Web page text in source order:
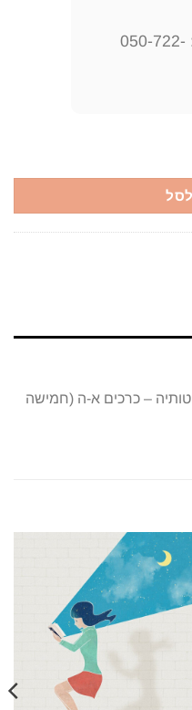
שלח/י הודעה: 050-722-
– כרכים א-ה (חמישה